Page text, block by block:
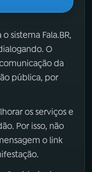
sistema Fala.BR,
O
da
pública, por
os serviços e
Por isso, não
o link